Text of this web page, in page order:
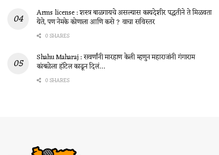
Arms license : शस्त्र बाळगायचे असल्यास कायदेशीर पद्धतीने ते मिळवता
येते, पण नेमके कोणाला आणि कसे ? वाचा सविस्तर
0 SHARES
Shahu Maharaj : सवर्णांनी मारहाण केली म्हणुन महाराजांनी गंगाराम
कांबळेला हॉटेल काढून दिलं…
0 SHARES